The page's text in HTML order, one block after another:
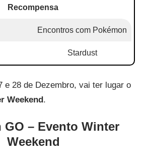
Recompensa
Encontros com Pokémon
Stardust
e 28 de Dezembro, vai ter lugar o
Weekend .
GO – Evento Winter
Weekend